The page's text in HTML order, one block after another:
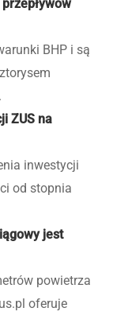
BHP i są
ZUS na
inwestycji
od stopnia
jest
powietrza
oferuje